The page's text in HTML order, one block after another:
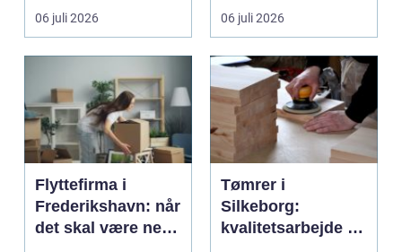
gul...
06 juli 2026 06 juli 2026
Flyttefirma i
Frederikshavn: når
det skal være nemt
Tømrer i
Silkeborg:
kvalitetsarbejde til